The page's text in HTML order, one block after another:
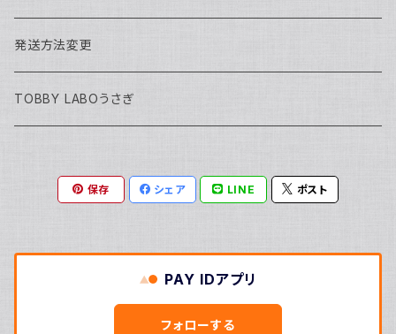
濱口ハンナ
軌条あさま
高架線はやぶさ
れんてつ新衣装獲得の試練2026
濱口ハンナ生誕祭2026
定番グッズ
毎月お届けシリーズ
2026年迎える
わがなまワンマン
ハロウィン2025
まるよ生誕2026
発送方法変更
TOBBY LABOうさぎ
保存 シェア LINE ポスト
PAY IDアプリ
フォローする